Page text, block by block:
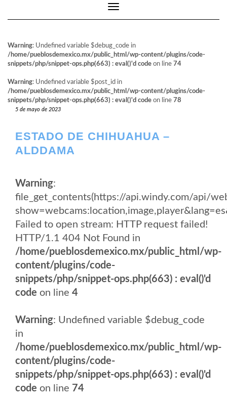
Cambiar modo de navegación
Warning: Undefined variable $debug_code in
/home/pueblosdemexico.mx/public_html/wp-content/plugins/code-
snippets/php/snippet-ops.php(663) : eval()'d code on line 74
Warning: Undefined variable $post_id in
/home/pueblosdemexico.mx/public_html/wp-content/plugins/code-
snippets/php/snippet-ops.php(663) : eval()'d code on line 78
5 de mayo de 2023
ESTADO DE CHIHUAHUA –
ALDDAMA
Warning:
file_get_contents(https://api.windy.com/api/
Failed to open stream: HTTP request failed!
HTTP/1.1 404 Not Found in
/home/pueblosdemexico.mx/public_html/wp-
content/plugins/code-
snippets/php/snippet-ops.php(663) : eval()'d
code on line 4
Warning: Undefined variable $debug_code
in
/home/pueblosdemexico.mx/public_html/wp-
content/plugins/code-
snippets/php/snippet-ops.php(663) : eval()'d
code on line 74